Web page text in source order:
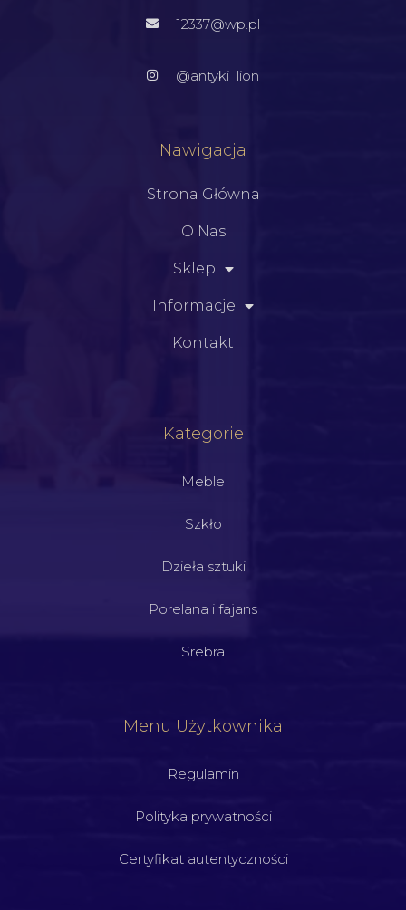
12337@wp.pl
@antyki_lion
Nawigacja
Strona Główna
O Nas
Sklep
Informacje
Kontakt
Kategorie
Meble
Szkło
Dzieła sztuki
Porelana i fajans
Srebra
Menu Użytkownika
Regulamin
Polityka prywatności
Certyfikat autentyczności